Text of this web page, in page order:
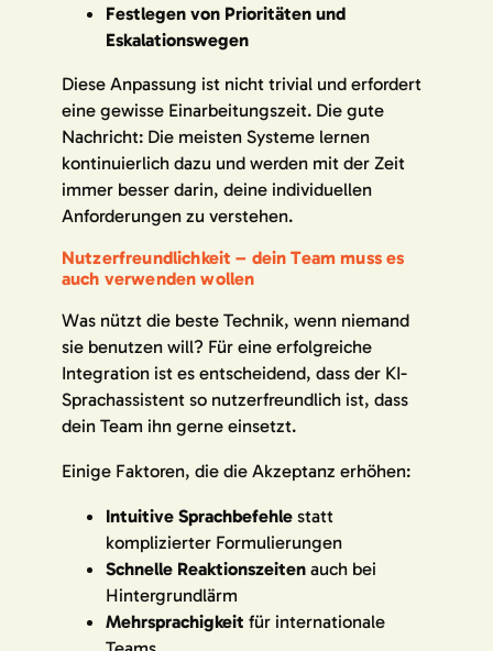
Festlegen von Prioritäten und
Eskalationswegen
Diese Anpassung ist nicht trivial und erfordert
eine gewisse Einarbeitungszeit. Die gute
Nachricht: Die meisten Systeme lernen
kontinuierlich dazu und werden mit der Zeit
immer besser darin, deine individuellen
Anforderungen zu verstehen.
Nutzerfreundlichkeit – dein Team muss es
auch verwenden wollen
Was nützt die beste Technik, wenn niemand
sie benutzen will? Für eine erfolgreiche
Integration ist es entscheidend, dass der KI-
Sprachassistent so nutzerfreundlich ist, dass
dein Team ihn gerne einsetzt.
Einige Faktoren, die die Akzeptanz erhöhen:
Intuitive Sprachbefehle statt
komplizierter Formulierungen
Schnelle Reaktionszeiten auch bei
Hintergrundlärm
Mehrsprachigkeit für internationale